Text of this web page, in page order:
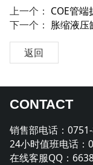
上一个： COE管
下一个： 胀缩液压
返回
CONTACT
销售部电话：
24小时值班电话：
在线客服QQ：